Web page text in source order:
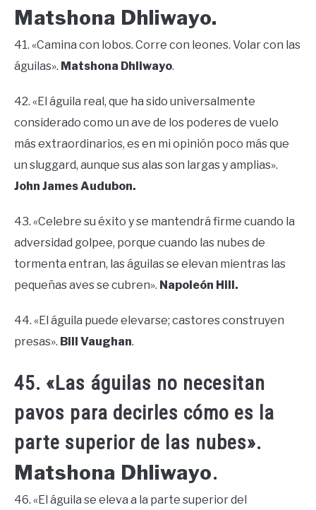
Matshona Dhliwayo.
41. «Camina con lobos. Corre con leones. Volar con las
águilas». Matshona Dhliwayo.
42. «El águila real, que ha sido universalmente
considerado como un ave de los poderes de vuelo
más extraordinarios, es en mi opinión poco más que
un sluggard, aunque sus alas son largas y amplias».
John James Audubon.
43. «Celebre su éxito y se mantendrá firme cuando la
adversidad golpee, porque cuando las nubes de
tormenta entran, las águilas se elevan mientras las
pequeñas aves se cubren». Napoleón Hill.
44. «El águila puede elevarse; castores construyen
presas». Bill Vaughan.
45. «Las águilas no necesitan
pavos para decirles cómo es la
parte superior de las nubes».
Matshona Dhliwayo.
46. «El águila se eleva a la parte superior del